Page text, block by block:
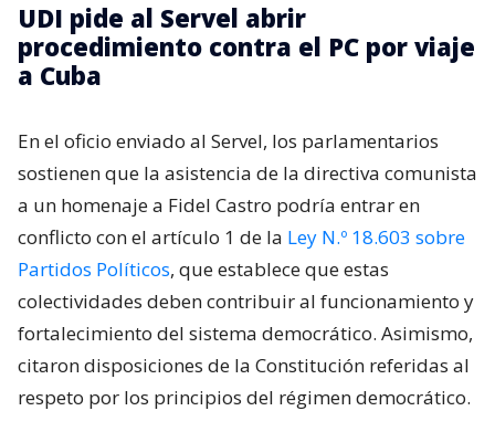
UDI pide al Servel abrir
procedimiento contra el PC por viaje
a Cuba
En el oficio enviado al Servel, los parlamentarios
sostienen que la asistencia de la directiva comunista
a un homenaje a Fidel Castro podría entrar en
conflicto con el artículo 1 de la Ley N.º 18.603 sobre
Partidos Políticos, que establece que estas
colectividades deben contribuir al funcionamiento y
fortalecimiento del sistema democrático. Asimismo,
citaron disposiciones de la Constitución referidas al
respeto por los principios del régimen democrático.